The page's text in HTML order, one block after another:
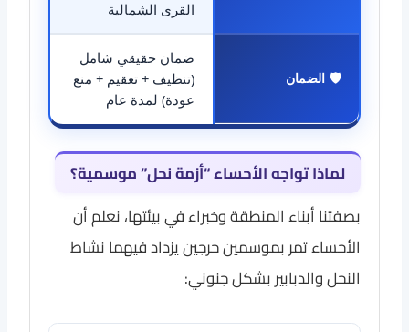
القرى الشمالية
🛡️ الضمان
ضمان حقيقي شامل
(تنظيف + تعقيم + منع
عودة) لمدة عام
لماذا تواجه الأحساء “أزمة نحل” موسمية؟
بصفتنا أبناء المنطقة وخبراء في بيئتها، نعلم أن
الأحساء تمر بموسمين حرجين يزداد فيهما نشاط
النحل والدبابير بشكل جنوني: